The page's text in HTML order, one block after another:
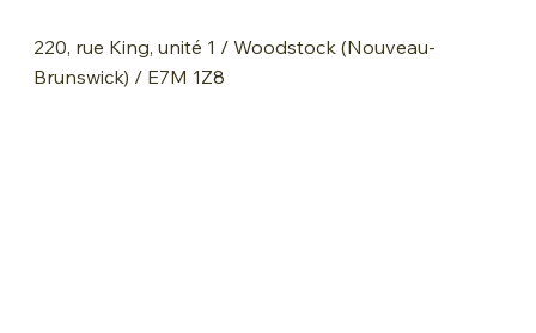
220, rue King, unité 1 / Woodstock (Nouveau-
Brunswick) / E7M 1Z8